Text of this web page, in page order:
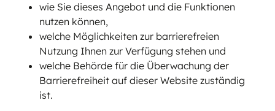
wie Sie dieses Angebot und die Funktionen
nutzen können,
welche Möglichkeiten zur barrierefreien
Nutzung Ihnen zur Verfügung stehen und
welche Behörde für die Überwachung der
Barrierefreiheit auf dieser Website zuständig
ist.